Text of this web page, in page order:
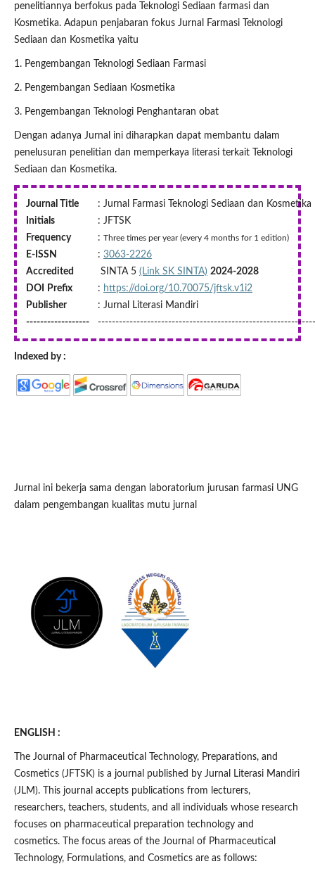
penelitiannya berfokus pada Teknologi Sediaan farmasi dan
Kosmetika. Adapun penjabaran fokus Jurnal Farmasi Teknologi
Sediaan dan Kosmetika yaitu
1. Pengembangan Teknologi Sediaan Farmasi
2. Pengembangan Sediaan Kosmetika
3. Pengembangan Teknologi Penghantaran obat
Dengan adanya Jurnal ini diharapkan dapat membantu dalam
penelusuran penelitian dan memperkaya literasi terkait Teknologi
Sediaan dan Kosmetika.
Journal Title
: Jurnal Farmasi Teknologi Sediaan dan Kosmetika
Initials
: JFTSK
Frequency
: Three times per year (every 4 months for 1 edition)
E-ISSN : 3063-2226
Accredited
SINTA 5 (Link SK SINTA) 2024-2028
DOI
Prefix : https://doi.org/10.70075/jftsk.v1i2
Publisher
: Jurnal Literasi Mandiri
------------------
Indexed by :
Jurnal ini bekerja sama dengan laboratorium jurusan farmasi UNG
dalam pengembangan kualitas mutu jurnal
ENGLISH :
The Journal of Pharmaceutical Technology, Preparations, and
Cosmetics (JFTSK) is a journal published by Jurnal Literasi Mandiri
(JLM). This journal accepts publications from lecturers,
researchers, teachers, students, and all individuals whose research
focuses on pharmaceutical preparation technology and
cosmetics. The focus areas of the Journal of Pharmaceutical
Technology, Formulations, and Cosmetics are as follows: